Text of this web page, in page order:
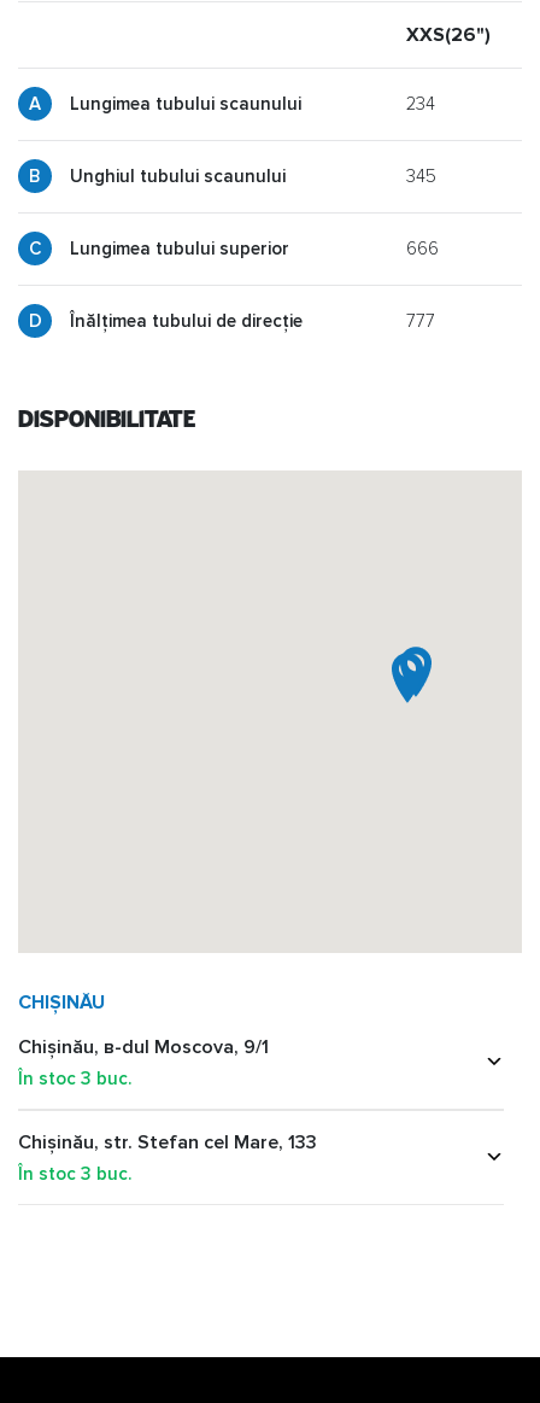
XXS(26")
Lungimea tubului scaunului 234
Unghiul tubului scaunului 345
Lungimea tubului superior 666
Înălțimea tubului de direcție 777
Disponibilitate
CHIȘINĂU
Chișinău, в-dul Moscova, 9/1
În stoc 3 buc.
Chișinău, str. Stefan cel Mare, 133
În stoc 3 buc.